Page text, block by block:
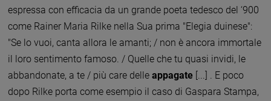
espressa con efficacia da un grande poeta tedesco del ‘900
come Rainer Maria Rilke nella Sua prima "Elegia duinese":
"Se lo vuoi, canta allora le amanti; / non è ancora immortale
il loro sentimento famoso. / Quelle che tu quasi invidi, le
abbandonate, a te / più care delle appagate [...] . E poco
dopo Rilke porta come esempio il caso di Gaspara Stampa,